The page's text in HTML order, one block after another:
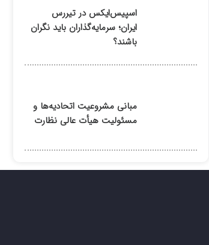
اسپیس‌ایکس در تیررس
ایران؛ سرمایه‌گذاران باید نگران
باشند؟
مبانی مشروعیت اتحادیه‌ها و
مسئولیت هیأت عالی نظارت